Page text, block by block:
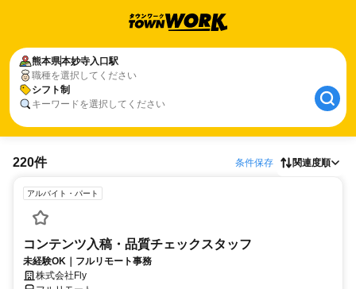
熊本県本妙寺入口駅
職種を選択してください
シフト制
キーワードを選択してください
220件 条件保存 関連度順
アルバイト・パート
コンテンツ入稿・品質チェックスタッフ
未経験OK｜フルリモート事務
株式会社Fly